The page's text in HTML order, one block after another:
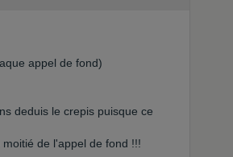
appel de fond)
deduis le crepis puisque ce
de l'appel de fond !!!